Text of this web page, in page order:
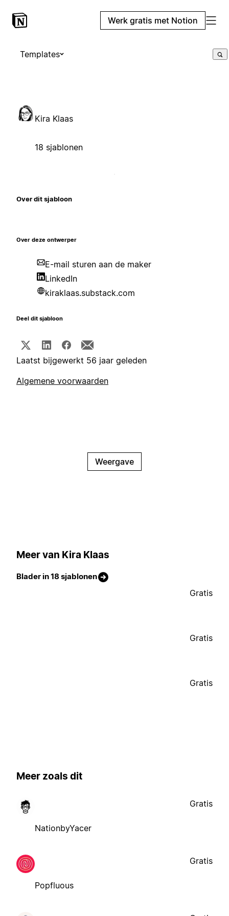
Werk gratis met Notion
Templates
Kira Klaas
18 sjablonen
Over dit sjabloon
Over deze ontwerper
E-mail sturen aan de maker
LinkedIn
kiraklaas.substack.com
Deel dit sjabloon
Laatst bijgewerkt 56 jaar geleden
Algemene voorwaarden
Weergave
Meer van Kira Klaas
Blader in 18 sjablonen
Gratis
Gratis
Gratis
Meer zoals dit
NationbyYacer
Gratis
Popfluous
Gratis